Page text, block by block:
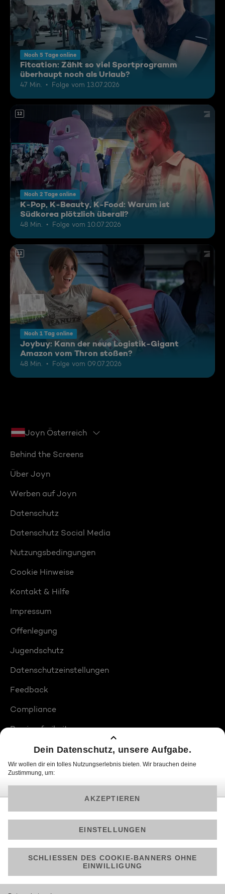
Noch 5 Tage online
Fitcation: Zählt so viel Sportprogramm
überhaupt noch als Urlaub?
47 Min. Folge vom 13.07.2026
12
Noch 2 Tage online
K-Pop, K-Beauty, K-Food: Warum ist
Südkorea plötzlich überall?
48 Min. Folge vom 10.07.2026
12
Noch 1 Tag online
Joybuy: Kann der neue Logistik-Gigant
Amazon vom Thron stoßen?
48 Min. Folge vom 09.07.2026
Joyn Österreich
Behind the Screens
Über Joyn
Werben auf Joyn
Datenschutz
Datenschutz Social Media
Nutzungsbedingungen
Cookie Hinweise
Kontakt & Hilfe
Impressum
Offenlegung
Jugendschutz
Datenschutzeinstellungen
Feedback
Compliance
Barrierefreiheit
Produktplatzierungen